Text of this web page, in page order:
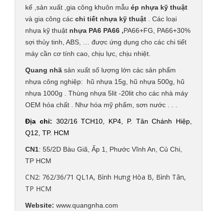
kế ,sản xuất ,gia công khuôn mẫu ép nhựa kỹ thuật
và gia công các chi tiết nhựa kỹ thuật
Các loại
nhựa kỹ thuật nhựa PA6 PA66 ,PA66+FG, PA66+30%
sợi thủy tinh, ABS, … được ứng dụng cho các chi tiết
máy cần cơ tính cao, chịu lực, chịu nhiệt.
Quang nhã sản xuất số lượng lớn các sản phẩm
nhựa công nghiệp: hũ nhựa 15g, hũ nhựa 500g, hũ
nhựa 1000g . Thùng nhựa 5lit -20lit cho các nhà máy
OEM hóa chất . Như hóa mỹ phẩm, sơn nước . . .
Địa chỉ: 302/16 TCH10, KP4, P. Tân Chánh Hiệp,
Q12, TP. HCM
CN1: 55/2D Bàu Giã, Ấp 1, Phước Vĩnh An, Củ Chi,
TP HCM
CN2: 762/36/71 QL1A, Bình Hưng Hòa B, Bình Tân,
TP HCM
Website: www.quangnha.com